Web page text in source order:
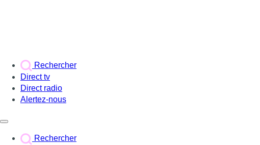
Rechercher
Direct tv
Direct radio
Alertez-nous
Rechercher